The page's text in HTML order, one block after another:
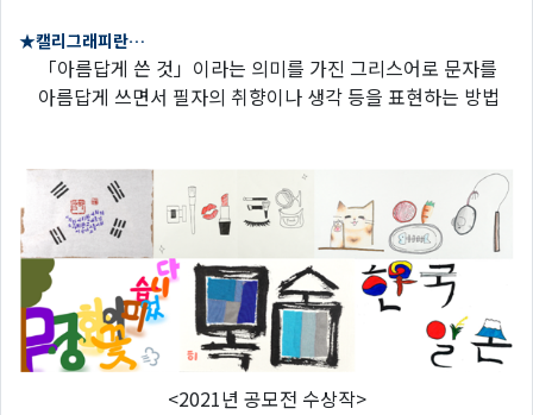
★캘리그래피란…
「아름답게 쓴 것」이라는 의미를 가진 그리스어로 문자를
아름답게 쓰면서 필자의 취향이나 생각 등을 표현하는 방법
<2021년 공모전 수상작>